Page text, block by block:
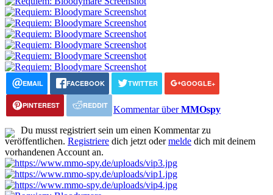
EMAIL FACEBOOK TWITTER GOOGLE+
PINTEREST REDDIT Kommentar überMMOspy
Du musst registriert sein um einen Kommentar zu
veröffentlichen. Registriere dich jetzt odermelde dich mit deinem
vorhandenen Account an.